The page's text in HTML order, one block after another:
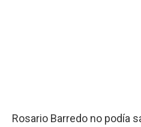
Rosario Barredo no podía